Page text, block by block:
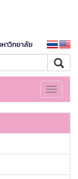
าวิทยาลัย
Toggle